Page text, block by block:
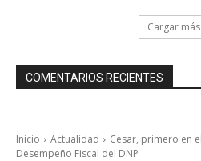
Cargar más
COMENTARIOS RECIENTES